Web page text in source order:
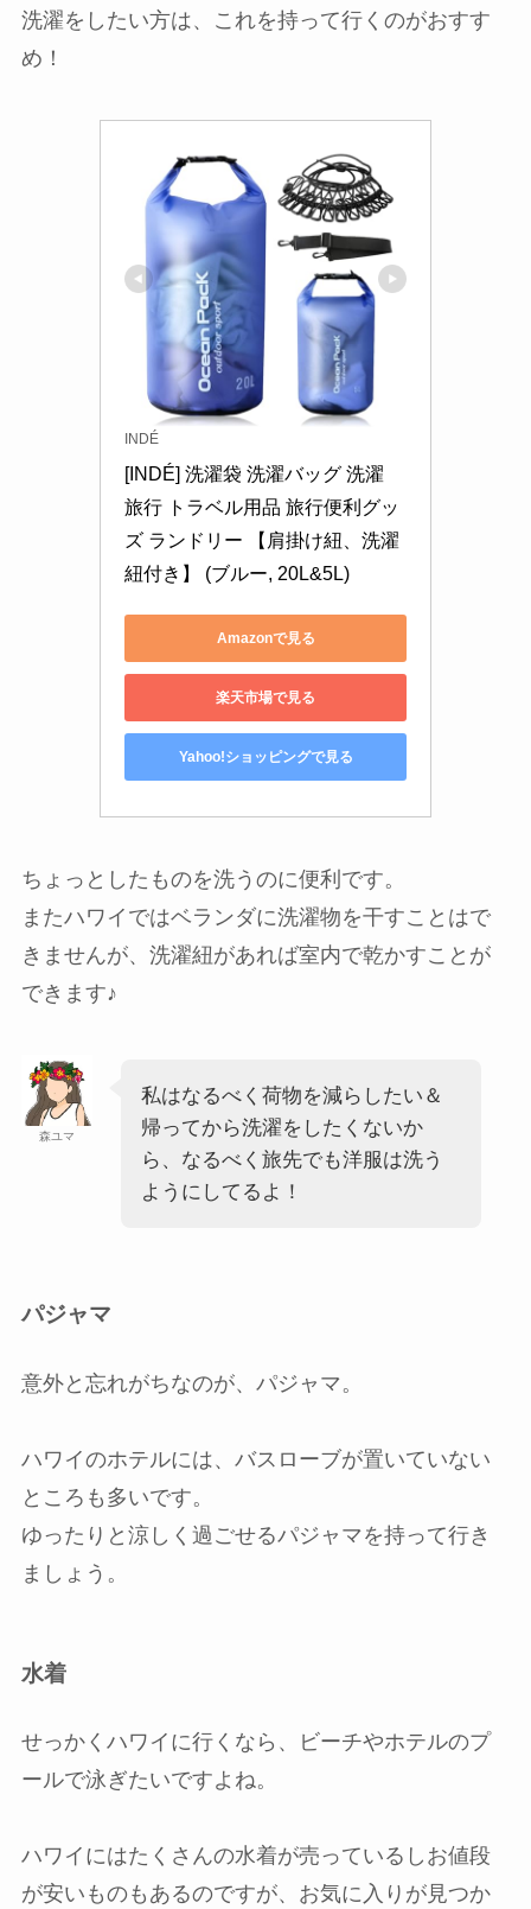
洗濯をしたい方は、これを持って行くのがおすす
め！
INDÉ
[INDÉ] 洗濯袋 洗濯バッグ 洗濯
旅行 トラベル用品 旅行便利グッ
ズ ランドリー 【肩掛け紐、洗濯
紐付き】 (ブルー, 20L&5L)
Amazonで見る
楽天市場で見る
Yahoo!ショッピングで見る
ちょっとしたものを洗うのに便利です。
またハワイではベランダに洗濯物を干すことはで
きませんが、洗濯紐があれば室内で乾かすことが
できます♪
森ユマ
私はなるべく荷物を減らしたい＆
帰ってから洗濯をしたくないか
ら、なるべく旅先でも洋服は洗う
ようにしてるよ！
パジャマ
意外と忘れがちなのが、パジャマ。
ハワイのホテルには、バスローブが置いていない
ところも多いです。
ゆったりと涼しく過ごせるパジャマを持って行き
ましょう。
水着
せっかくハワイに行くなら、ビーチやホテルのプ
ールで泳ぎたいですよね。
ハワイにはたくさんの水着が売っているしお値段
が安いものもあるのですが、お気に入りが見つか